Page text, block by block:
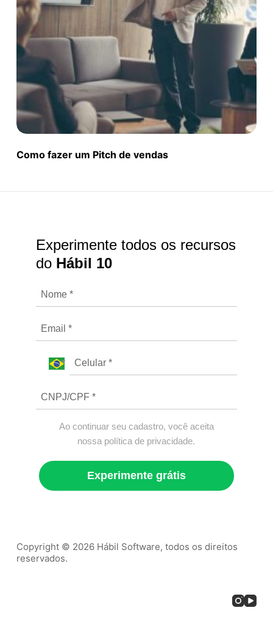
Como fazer um Pitch de vendas
Experimente todos os recursos
do Hábil 10
Ao continuar seu cadastro, você aceita
nossa política de privacidade.
Experimente grátis
Copyright © 2026 Hábil Software, todos os direitos
reservados.